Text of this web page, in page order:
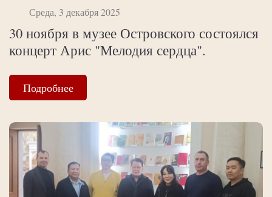
Среда, 3 декабря 2025
30 ноября в музее Островского состоялся
концерт Арис "Мелодия сердца".
Подробнее